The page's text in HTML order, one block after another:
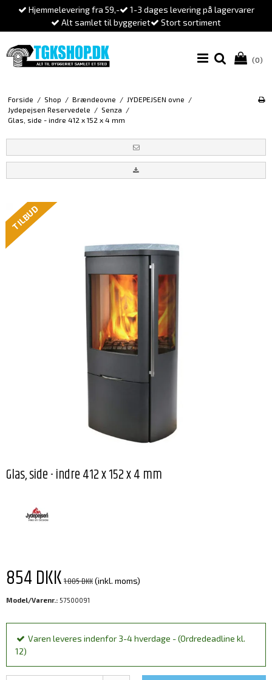
Hjemmelevering fra 59,-
1-3 dages levering på lagervarer
Alt samlet til byggeriet
Stort sortiment
(0)
Forside / Shop / Brændeovne / JYDEPEJSEN ovne /
Jydepejsen Reservedele / Senza /
Glas, side - indre 412 x 152 x 4 mm
TILBUD
Glas, side - indre 412 x 152 x 4 mm
854 DKK1.005 DKK(inkl. moms)
Model/Varenr.: 57500091
Varen leveres indenfor 3-4 hverdage - (Ordredeadline kl.
12)